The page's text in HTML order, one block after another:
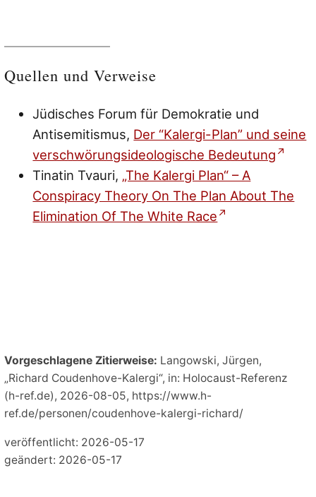
Quellen und Verweise
Jüdisches Forum für Demokratie und
Antisemitismus, Der “Kalergi-Plan” und seine
verschwörungsideologische Bedeutung
Tinatin Tvauri, „The Kalergi Plan“ – A
Conspiracy Theory On The Plan About The
Elimination Of The White Race
Vorgeschlagene Zitierweise: Langowski, Jürgen,
„Richard Coudenhove-Kalergi“, in: Holocaust-Referenz
(h-ref.de), 2026-08-05, https://www.h-
ref.de/personen/coudenhove-kalergi-richard/
veröffentlicht: 2026-05-17
geändert: 2026-05-17